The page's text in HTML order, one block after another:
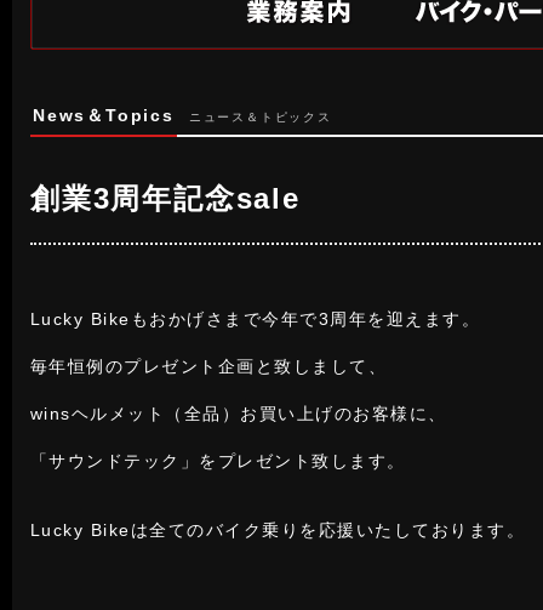
News＆Topics ニュース＆トピックス
創業3周年記念sale
Lucky Bikeもおかげさまで今年で3周年を迎えます。
毎年恒例のプレゼント企画と致しまして、
winsヘルメット（全品）お買い上げのお客様に、
「サウンドテック」をプレゼント致します。
Lucky Bikeは全てのバイク乗りを応援いたしております。